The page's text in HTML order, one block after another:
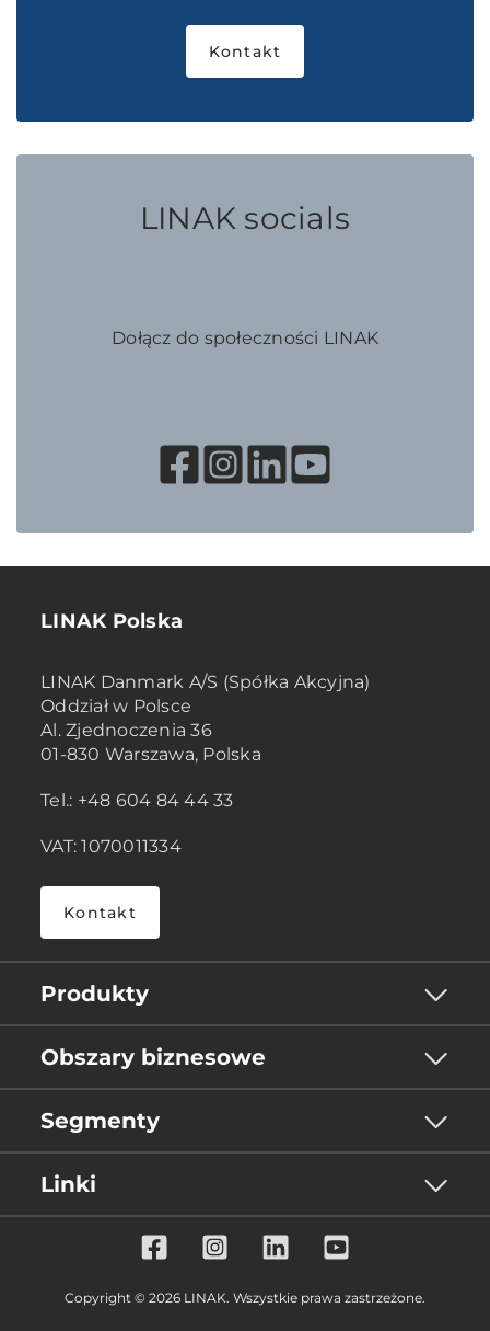
Kontakt
LINAK socials
Dołącz do społeczności LINAK
LINAK Polska
LINAK Danmark A/S (Spółka Akcyjna)
Oddział w Polsce
Al. Zjednoczenia 36
01-830 Warszawa, Polska
Tel.: +48 604 84 44 33
VAT: 1070011334
Kontakt
Produkty
Obszary biznesowe
Segmenty
Linki
Copyright © 2026 LINAK. Wszystkie prawa zastrzeżone.